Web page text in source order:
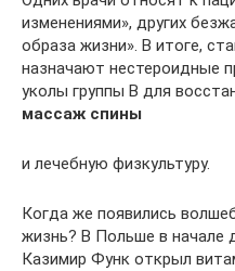
изменениями», других
образа жизни». В итоге,
назначают нестероидные
уколы группы В для
массаж спины
и лечебную физкультуру.
Когда же появились
жизнь? В Польше в начале
Казимир Функ открыл